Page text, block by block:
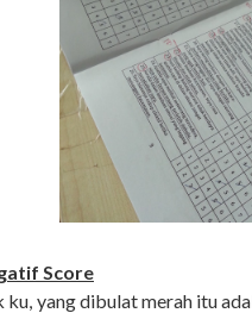
Score
yang dibulat merah itu